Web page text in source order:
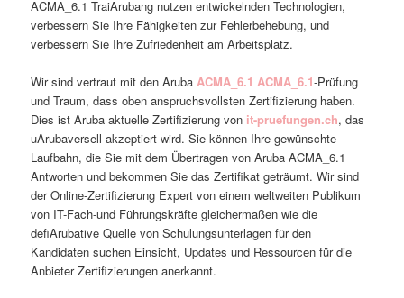
ACMA_6.1 TraiArubang nutzen entwickelnden Technologien,
verbessern Sie Ihre Fähigkeiten zur Fehlerbehebung, und
verbessern Sie Ihre Zufriedenheit am Arbeitsplatz.
Wir sind vertraut mit den Aruba ACMA_6.1 ACMA_6.1-Prüfung
und Traum, dass oben anspruchsvollsten Zertifizierung haben.
Dies ist Aruba aktuelle Zertifizierung von it-pruefungen.ch, das
uArubaversell akzeptiert wird. Sie können Ihre gewünschte
Laufbahn, die Sie mit dem Übertragen von Aruba ACMA_6.1
Antworten und bekommen Sie das Zertifikat geträumt. Wir sind
der Online-Zertifizierung Expert von einem weltweiten Publikum
von IT-Fach-und Führungskräfte gleichermaßen wie die
defiArubative Quelle von Schulungsunterlagen für den
Kandidaten suchen Einsicht, Updates und Ressourcen für die
Anbieter Zertifizierungen anerkannt.